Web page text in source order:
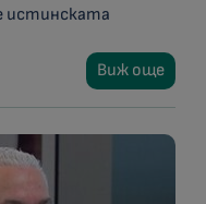
истинската
Виж още